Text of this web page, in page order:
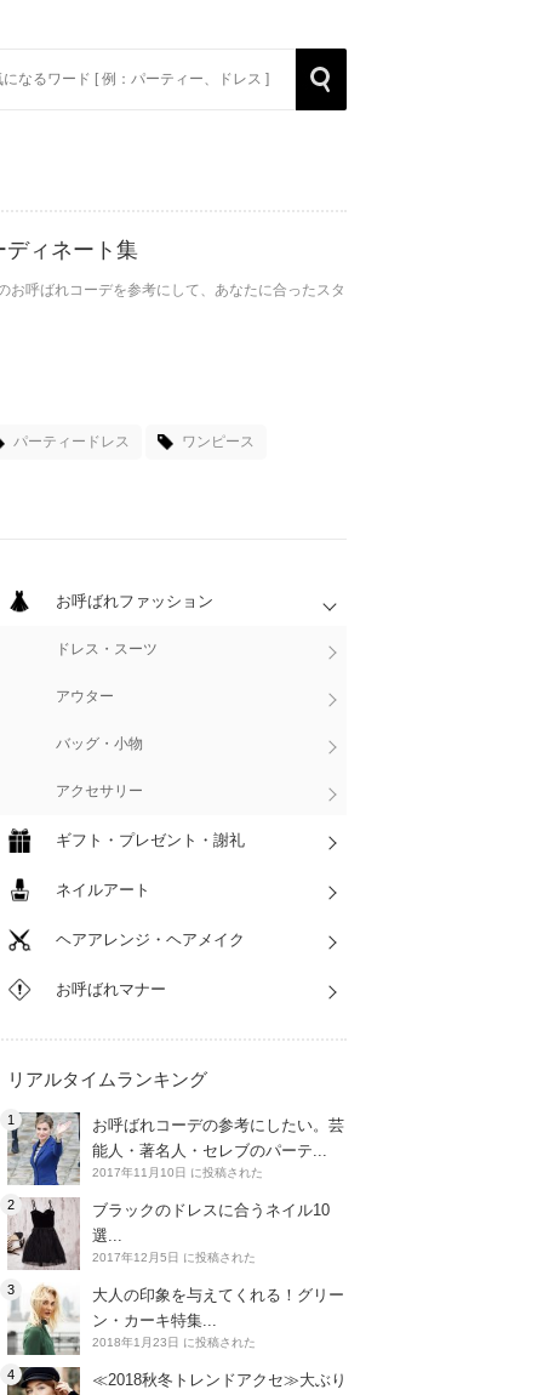
ィネート集
呼ばれコーデを参考にして、あなたに合ったスタ
パーティードレス ワンピース
お呼ばれファッション
ドレス・スーツ
アウター
バッグ・小物
アクセサリー
ギフト・プレゼント・謝礼
ネイルアート
ヘアアレンジ・ヘアメイク
お呼ばれマナー
リアルタイムランキング
お呼ばれコーデの参考にしたい。芸
能人・著名人・セレブのパーテ...
2017年11月10日 に投稿された
ブラックのドレスに合うネイル10
選...
2017年12月5日 に投稿された
大人の印象を与えてくれる！グリー
ン・カーキ特集...
2018年1月23日 に投稿された
≪2018秋冬トレンドアクセ≫大ぶり